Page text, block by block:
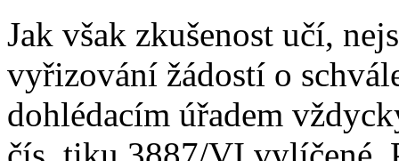
Jak však zkušenost učí,
vyřizování žádostí o
dohlédacím úřadem